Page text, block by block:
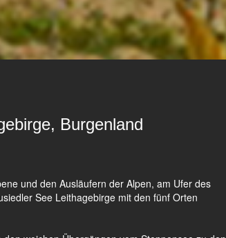
Burgenland
und den Ausläufern der Alpen, am Ufer des
See Leithagebirge mit den fünf Orten